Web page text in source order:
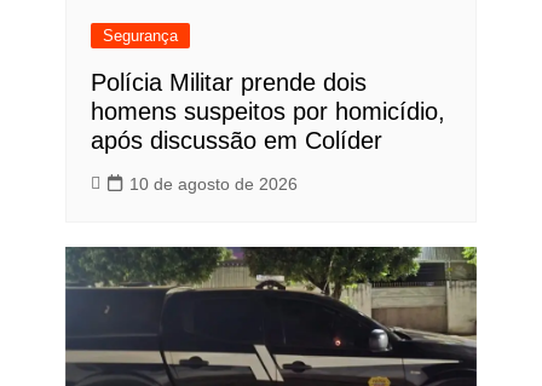
Segurança
Polícia Militar prende dois
homens suspeitos por homicídio,
após discussão em Colíder
10 de agosto de 2026